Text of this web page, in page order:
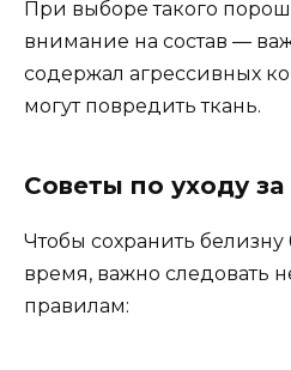
При выборе такого
внимание на состав —
содержал агрессивных
могут повредить ткань.
Советы по уходу
Чтобы сохранить белизну
время, важно следовать
правилам: